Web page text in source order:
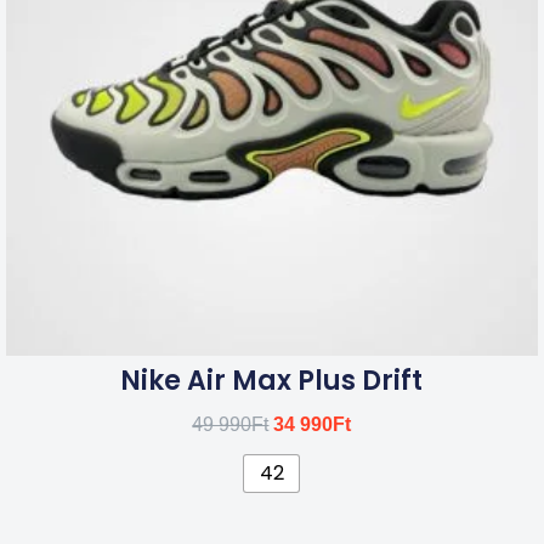
Nike Air Max Plus Drift
49 990Ft 34 990Ft
A
változatok
a
termékoldalon
választhatók
42